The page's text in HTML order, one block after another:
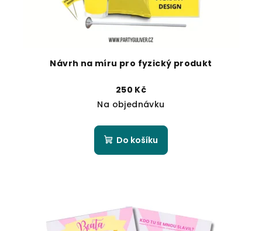
Návrh na míru pro fyzický produkt
250 Kč
Na objednávku
Do košíku